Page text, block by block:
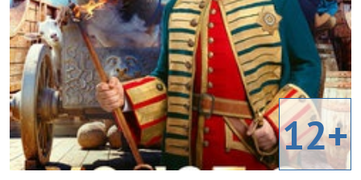
12+